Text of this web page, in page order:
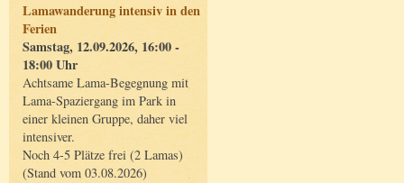
Lamawanderung intensiv in den
Ferien
Samstag, 12.09.2026, 16:00 -
18:00 Uhr
Achtsame Lama-Begegnung mit
Lama-Spaziergang im Park in
einer kleinen Gruppe, daher viel
intensiver.
Noch 4-5 Plätze frei (2 Lamas)
(Stand vom 03.08.2026)